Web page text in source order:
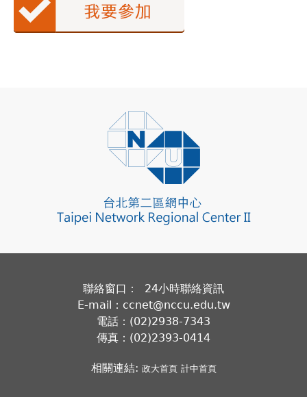
聯絡窗口： 24小時聯絡資訊
E-mail：ccnet@nccu.edu.tw
電話：(02)2938-7343
傳真：(02)2393-0414
相關連結: 政大首頁 計中首頁